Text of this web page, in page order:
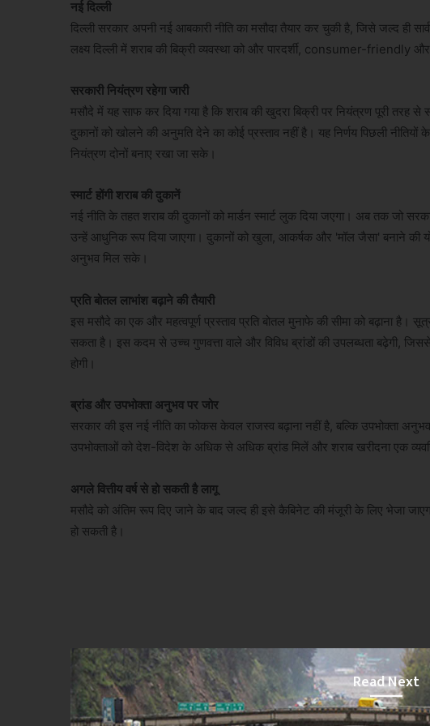
नई दिल्ली
दिल्ली सरकार अपनी नई आबकारी नीति का मसौदा तैयार कर चुकी है, जिसे जल्द ही
लक्ष्य दिल्ली में शराब की बिक्री व्यवस्था को और पारदर्शी, consumer-friendly
सरकारी नियंत्रण रहेगा जारी
मसौदे में यह साफ कर दिया गया है कि शराब की खुदरा बिक्री पर नियंत्रण पूरी तरह
दुकानों को खोलने की अनुमति देने का कोई प्रस्ताव नहीं है। यह निर्णय पिछली नीतियों
नियंत्रण दोनों बनाए रखा जा सके।
स्मार्ट होंगी शराब की दुकानें
नई नीति के तहत शराब की दुकानों को मार्डन स्मार्ट लुक दिया जएगा। अब तक जो
उन्हें आधुनिक रूप दिया जाएगा। दुकानों को खुला, आकर्षक और 'मॉल जैसा' बनाने की
अनुभव मिल सके।
प्रति बोतल लाभांश बढ़ाने की तैयारी
इस मसौदे का एक और महत्वपूर्ण प्रस्ताव प्रति बोतल मुनाफे की सीमा को बढ़ाना
सकता है। इस कदम से उच्च गुणवत्ता वाले और विविध ब्रांडों की उपलब्धता बढ़ेगी, जिससे
होगी।
ब्रांड और उपभोक्ता अनुभव पर जोर
सरकार की इस नई नीति का फोकस केवल राजस्व बढ़ाना नहीं है, बल्कि उपभोक्ता
उपभोक्ताओं को देश-विदेश के अधिक से अधिक ब्रांड मिलें और शराब खरीदना एक
अगले वित्तीय वर्ष से हो सकती है लागू
मसौदे को अंतिम रूप दिए जाने के बाद जल्द ही इसे कैबिनेट की मंजूरी के लिए भेजा
हो सकती है।
Read Next